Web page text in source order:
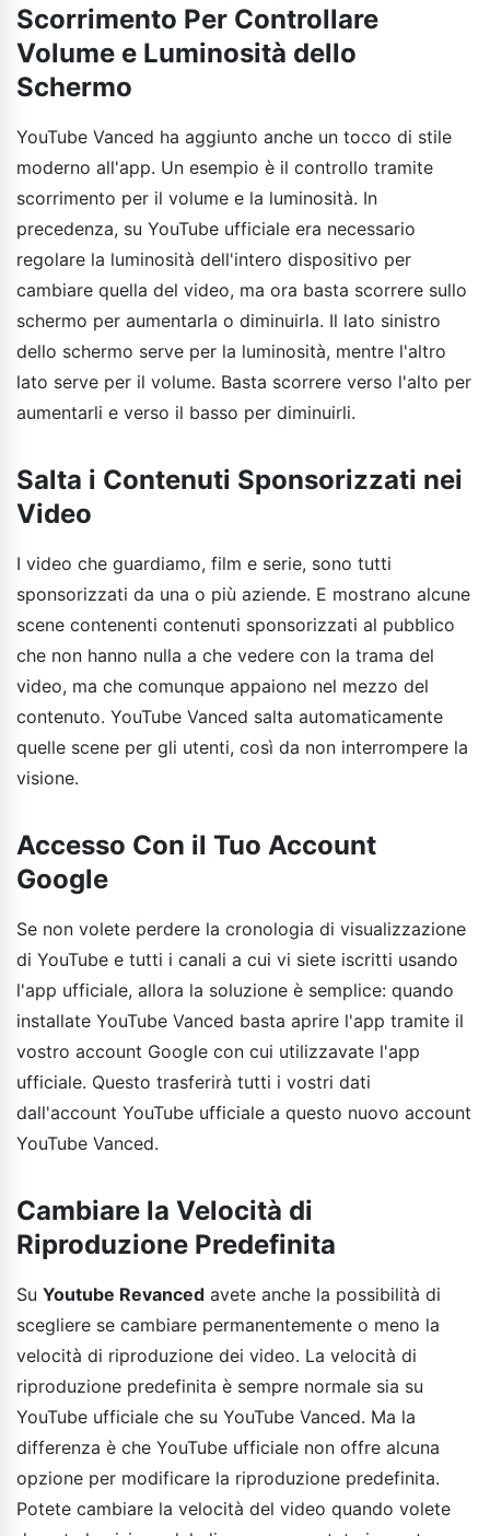
Scorrimento Per Controllare
Volume e Luminosità dello
Schermo
YouTube Vanced ha aggiunto anche un tocco di stile
moderno all'app. Un esempio è il controllo tramite
scorrimento per il volume e la luminosità. In
precedenza, su YouTube ufficiale era necessario
regolare la luminosità dell'intero dispositivo per
cambiare quella del video, ma ora basta scorrere sullo
schermo per aumentarla o diminuirla. Il lato sinistro
dello schermo serve per la luminosità, mentre l'altro
lato serve per il volume. Basta scorrere verso l'alto per
aumentarli e verso il basso per diminuirli.
Salta i Contenuti Sponsorizzati nei
Video
I video che guardiamo, film e serie, sono tutti
sponsorizzati da una o più aziende. E mostrano alcune
scene contenenti contenuti sponsorizzati al pubblico
che non hanno nulla a che vedere con la trama del
video, ma che comunque appaiono nel mezzo del
contenuto. YouTube Vanced salta automaticamente
quelle scene per gli utenti, così da non interrompere la
visione.
Accesso Con il Tuo Account
Google
Se non volete perdere la cronologia di visualizzazione
di YouTube e tutti i canali a cui vi siete iscritti usando
l'app ufficiale, allora la soluzione è semplice: quando
installate YouTube Vanced basta aprire l'app tramite il
vostro account Google con cui utilizzavate l'app
ufficiale. Questo trasferirà tutti i vostri dati
dall'account YouTube ufficiale a questo nuovo account
YouTube Vanced.
Cambiare la Velocità di
Riproduzione Predefinita
Su Youtube Revanced avete anche la possibilità di
scegliere se cambiare permanentemente o meno la
velocità di riproduzione dei video. La velocità di
riproduzione predefinita è sempre normale sia su
YouTube ufficiale che su YouTube Vanced. Ma la
differenza è che YouTube ufficiale non offre alcuna
opzione per modificare la riproduzione predefinita.
Potete cambiare la velocità del video quando volete